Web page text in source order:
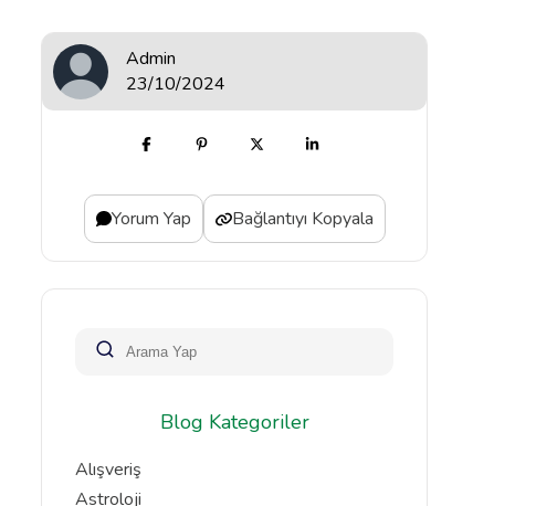
Admin
23/10/2024
Yorum Yap Bağlantıyı Kopyala
Blog Kategoriler
Alışveriş
Astroloji